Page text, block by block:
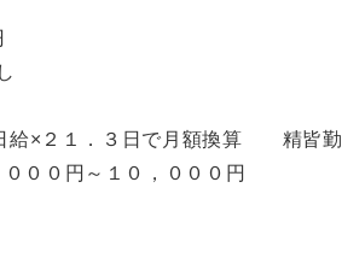
給×２１．３日で月額換算 精皆勤
０円～１０，０００円